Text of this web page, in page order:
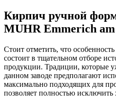
Кирпич ручной
MUHR Emmerich
Стоит отметить, что
состоит в тщательном отборе
продукции. Традиции, которые
данном заводе предполагают
максимально подходящих для
позволяет полностью